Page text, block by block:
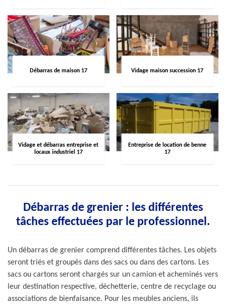
Débarras de maison 17 Vidage maison succession 17
Vidage et débarras entreprise et
locaux industriel 17
Entreprise de location de benne
17
Débarras de grenier : les différentes
tâches effectuées par le professionnel.
Un débarras de grenier comprend différentes tâches. Les objets
seront triés et groupés dans des sacs ou dans des cartons. Les
sacs ou cartons seront chargés sur un camion et acheminés vers
leur destination respective, déchetterie, centre de recyclage ou
associations de bienfaisance. Pour les meubles anciens, ils